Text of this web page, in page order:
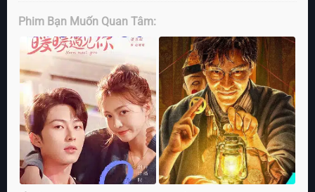
Phim Bạn Muốn Quan Tâm: